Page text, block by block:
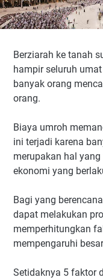
Berziarah ke tanah
hampir seluruh
banyak orang
orang.
Biaya umroh
ini terjadi karena
merupakan hal
ekonomi yang
Bagi yang
dapat melakukan
memperhitungkan
mempengaruhi
Setidaknya 5 faktor